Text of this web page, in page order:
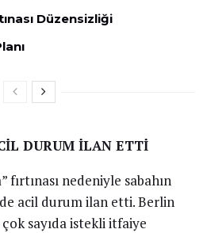
Düzensizliği
DURUM İLAN ETTİ
nedeniyle sabahın
acil durum ilan etti. Berlin
sayıda istekli itfaiye